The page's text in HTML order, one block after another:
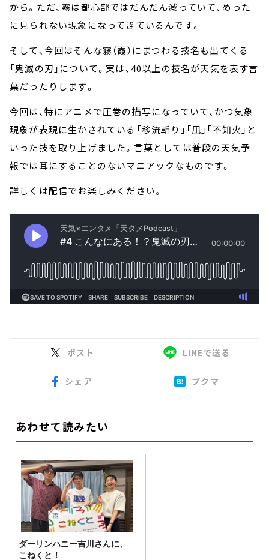
から。ただ、霧は都心部ではだんだん減っていて、めった
に見られない現象になってきているんです。
そして、今回はそんな霧（霞）にまつわる技名も出てくる
「鬼滅の刃」について。実は、40以上の技名が天気を表す言
葉だったりします。
今回は、特にアニメで圧巻の描写になっていて、かつ気象
現象が表現に生かされている「移流斬り」「凪」「不知火」と
いった技を取り上げました。言葉としては普段の天気予
報では耳にすることのないマニアックなものです。
詳しくは配信でお楽しみください。
ポスト LINEで送る
シェア ブクマ
あわせて読みたい
ダーリンハニー吉川さんに、
こねくと！